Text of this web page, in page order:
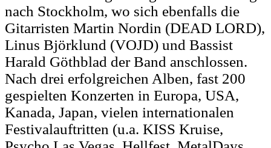
nach Stockholm, wo sich ebenfalls die
Gitarristen Martin Nordin (DEAD LORD),
Linus Björklund (VOJD) und Bassist
Harald Göthblad der Band anschlossen.
Nach drei erfolgreichen Alben, fast 200
gespielten Konzerten in Europa, USA,
Kanada, Japan, vielen internationalen
Festivalauftritten (u.a. KISS Kruise,